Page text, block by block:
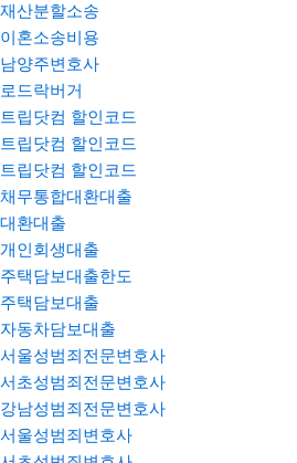
재산분할소송
이혼소송비용
남양주변호사
로드락버거
트립닷컴 할인코드
트립닷컴 할인코드
트립닷컴 할인코드
채무통합대환대출
대환대출
개인회생대출
주택담보대출한도
주택담보대출
자동차담보대출
서울성범죄전문변호사
서초성범죄전문변호사
강남성범죄전문변호사
서울성범죄변호사